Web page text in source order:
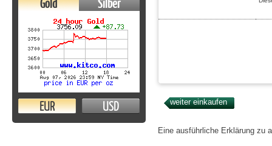
Gold Silber
EUR USD
Eine ausführliche Erklärung zu